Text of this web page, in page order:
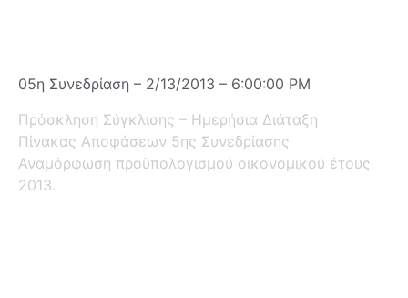
05η Συνεδρίαση – 2/13/2013 – 6:00:00 PM
Πρόσκληση Σύγκλισης – Ημερήσια Διάταξη
Πίνακας Αποφάσεων 5ης Συνεδρίασης
Αναμόρφωση προϋπολογισμού οικονομικού έτους
2013.